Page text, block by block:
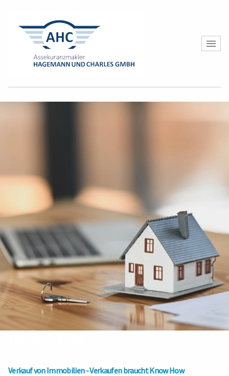
Verkauf von Immobilien - Verkaufen braucht Know How